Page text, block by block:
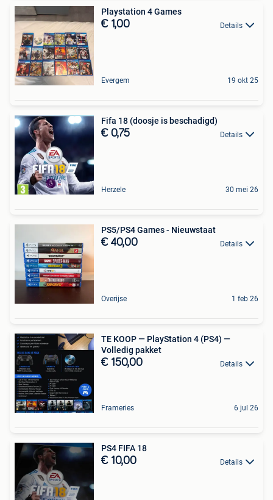
Playstation 4 Games
€ 1,00 Details
Evergem 19 okt 25
Fifa 18 (doosje is beschadigd)
€ 0,75 Details
Herzele 30 mei 26
PS5/PS4 Games - Nieuwstaat
€ 40,00 Details
Overijse 1 feb 26
TE KOOP — PlayStation 4 (PS4) —
Volledig pakket
€ 150,00 Details
Frameries 6 jul 26
PS4 FIFA 18
€ 10,00 Details